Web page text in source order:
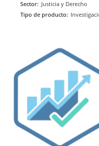
Sector: Justicia y Derecho
Tipo de producto: